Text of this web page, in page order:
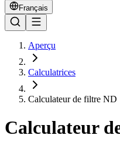
Français
Aperçu
Calculatrices
Calculateur de filtre ND
Calculateur